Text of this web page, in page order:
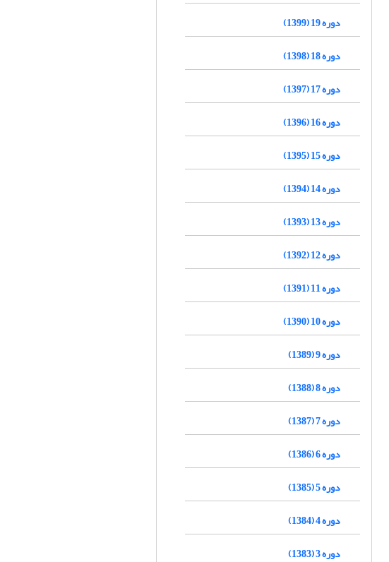
دوره 19 (1399)
دوره 18 (1398)
دوره 17 (1397)
دوره 16 (1396)
دوره 15 (1395)
دوره 14 (1394)
دوره 13 (1393)
دوره 12 (1392)
دوره 11 (1391)
دوره 10 (1390)
دوره 9 (1389)
دوره 8 (1388)
دوره 7 (1387)
دوره 6 (1386)
دوره 5 (1385)
دوره 4 (1384)
دوره 3 (1383)